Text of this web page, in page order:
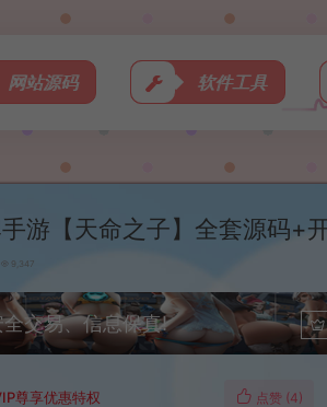
网站源码 软件工具
游【天命之子】全套源码+
9,347
交易、信息保真!
尊享优惠特权 点赞 (4)